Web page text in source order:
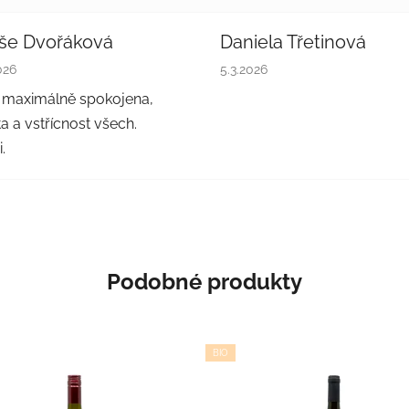
Dvořáková
obchodu je 5 z 5 hvězdiček.
spokojena,
a vstřícnost všech.
Daniela Třetinová
Hodnocení obchodu je 5 z
5.3.2026
Podobné produkty
BIO